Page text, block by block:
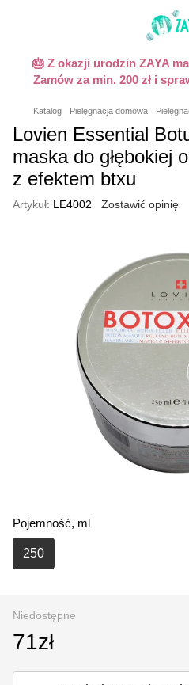
🎂 Z okazji urodzin ZAYA
Zamów za min. 200 zł i
Katalog Pielęgnacja domowa
Lovien Essential
maska do głębokiej
z efektem btxu
Artykuł: LE4002 Zostawić opinię
Pojemność, ml
250
Niedostępne
71zł